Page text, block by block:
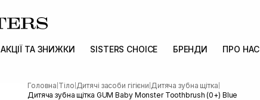
АКЦІЇ ТА ЗНИЖКИ SISTERS CHOICE БРЕНДИ ПРО НАС
Головна Тіло Дитячі засоби гігієни Дитяча зубна щітка
Дитяча зубна щітка GUM Baby Monster Toothbrush (0+) Blue